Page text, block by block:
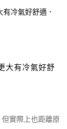
大有冷氣好舒
實際上也距離原